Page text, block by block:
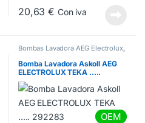
20,63€ Con iva
Bombas Lavadora AEG Electrolux,
Bombas Lavadora Universales
Bombas Lavadora ZANUSSI
Bomba Lavadora Askoll AEG
ELECTROLUX TEKA …..
292283
OEM